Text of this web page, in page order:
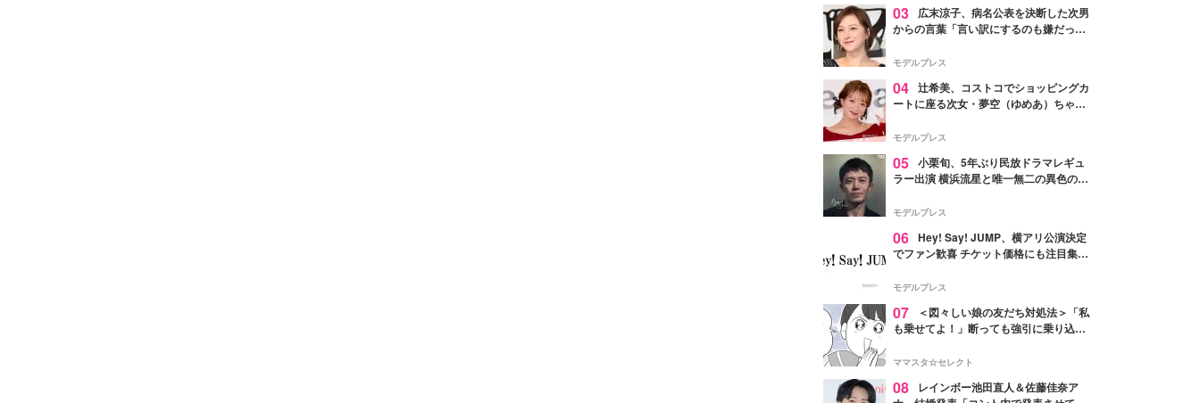
03
広末涼子、病名公表を決断した次男
からの言葉「言い訳にするのも嫌だっ
モデルプレス
04 辻希美、コストコでショッピングカ
ートに座る次女・夢空（ゆめあ）ちゃん
ぎ」「成長を感じる」の声
モデルプレス
05 小栗旬、5年ぶり民放ドラマレギュ
ラー出演 横浜流星と唯一無二の異色のバ
モデルプレス
06 Hey! Say! JUMP、横アリ公演決定
でファン歓喜 チケット価格にも注目集ま
モデルプレス
07
＜図々しい娘の友だち対処法＞「私
も乗せてよ！」断っても強引に乗り込ん
ママスタ☆セレクト
08
レインボー池田直人＆佐藤佳奈ア